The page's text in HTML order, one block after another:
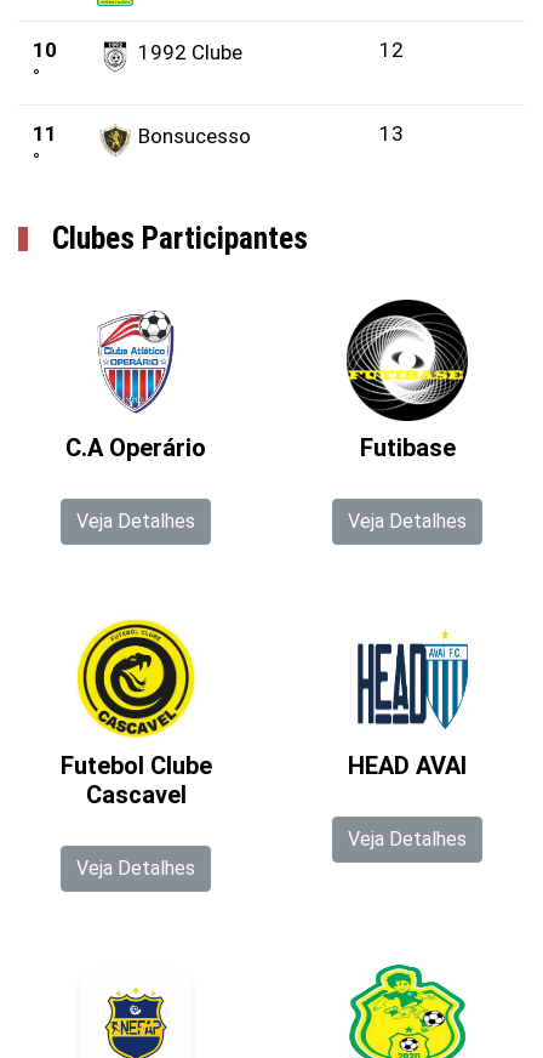
10
°
1992 Clube 12
11
°
Bonsucesso 13
Clubes Participantes
C.A Operário
Veja Detalhes
Futibase
Veja Detalhes
Futebol Clube
Cascavel
Veja Detalhes
HEAD AVAI
Veja Detalhes